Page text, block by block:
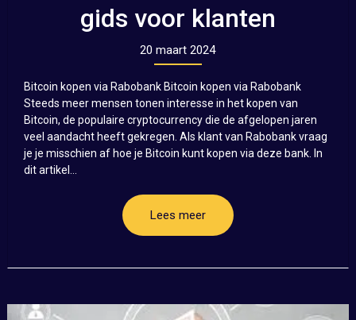
gids voor klanten
20 maart 2024
Bitcoin kopen via Rabobank Bitcoin kopen via Rabobank
Steeds meer mensen tonen interesse in het kopen van
Bitcoin, de populaire cryptocurrency die de afgelopen jaren
veel aandacht heeft gekregen. Als klant van Rabobank vraag
je je misschien af hoe je Bitcoin kunt kopen via deze bank. In
dit artikel...
Lees meer